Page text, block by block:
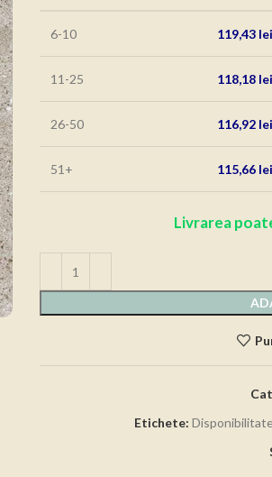
6-10 119,43 lei
11-25 118,18 lei
26-50 116,92 lei
51+ 115,66 lei
Livrarea
Etichete: